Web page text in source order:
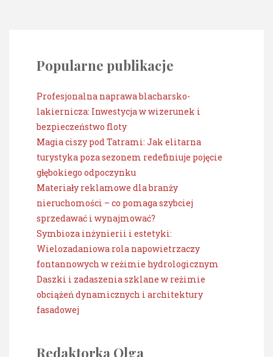
Popularne publikacje
Profesjonalna naprawa blacharsko-
lakiernicza: Inwestycja w wizerunek i
bezpieczeństwo floty
Magia ciszy pod Tatrami: Jak elitarna
turystyka poza sezonem redefiniuje pojęcie
głębokiego odpoczynku
Materiały reklamowe dla branży
nieruchomości – co pomaga szybciej
sprzedawać i wynajmować?
Symbioza inżynierii i estetyki:
Wielozadaniowa rola napowietrzaczy
fontannowych w reżimie hydrologicznym
Daszki i zadaszenia szklane w reżimie
obciążeń dynamicznych i architektury
fasadowej
Redaktorka Olga